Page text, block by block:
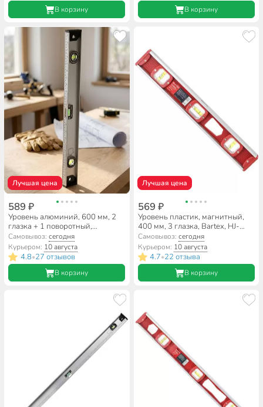
В корзину В корзину
Лучшая цена
589 ₽
Уровень алюминий, 600 мм, 2
глазка + 1 поворотный,
линейка, рельс, серебристый,
Bartex, HJ-82D
Самовывоз:сегодня
Курьером: 10 августа
4.8•27 отзывов
В корзину
Лучшая цена
569 ₽
Уровень пластик, магнитный,
400 мм, 3 глазка, Bartex, HJ-
98F-2
Самовывоз: сегодня
Курьером: 10 августа
4.7•22 отзыва
В корзину